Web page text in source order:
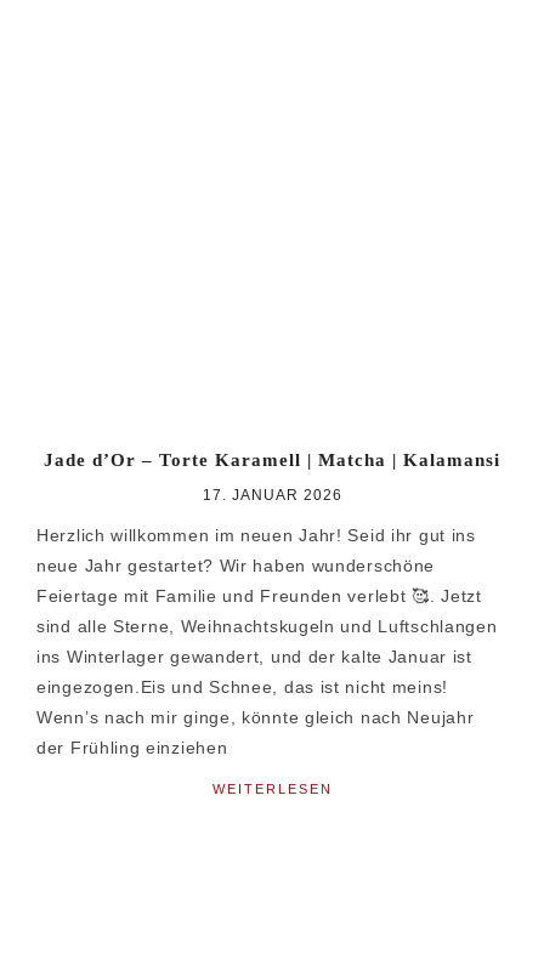
Jade d’Or – Torte Karamell | Matcha | Kalamansi
17. JANUAR 2026
Herzlich willkommen im neuen Jahr! Seid ihr gut ins
neue Jahr gestartet? Wir haben wunderschöne
Feiertage mit Familie und Freunden verlebt 🥰. Jetzt
sind alle Sterne, Weihnachtskugeln und Luftschlangen
ins Winterlager gewandert, und der kalte Januar ist
eingezogen.Eis und Schnee, das ist nicht meins!
Wenn’s nach mir ginge, könnte gleich nach Neujahr
der Frühling einziehen
WEITERLESEN